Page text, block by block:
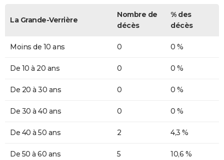
La Grande-Verrière
Nombre de
décès
% des
décès
Moins de 10 ans 0 0 %
De 10 à 20 ans 0 0 %
De 20 à 30 ans 0 0 %
De 30 à 40 ans 0 0 %
De 40 à 50 ans 2 4,3 %
De 50 à 60 ans 5 10,6 %